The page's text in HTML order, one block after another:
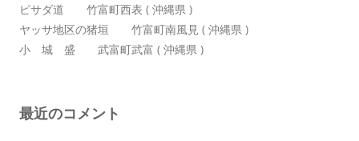
ピサダ道 竹富町西表 ( 沖縄県 )
ヤッサ地区の猪垣 竹富町南風見 ( 沖縄県 )
小 城 盛 武富町武富 ( 沖縄県 )
最近のコメント